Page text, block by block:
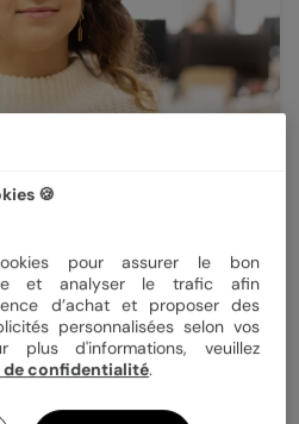
et élégant d'Anaïs et
🍪
pour assurer le bon
et analyser le trafic afin
d’achat et proposer des
personnalisées selon vos
plus d'informations, veuillez
confidentialité.